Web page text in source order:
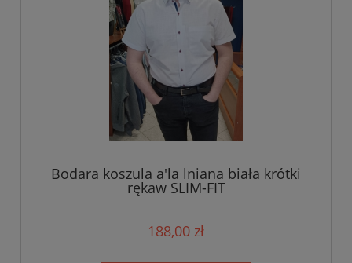
Bodara koszula a'la lniana biała krótki
rękaw SLIM-FIT
188,00 zł